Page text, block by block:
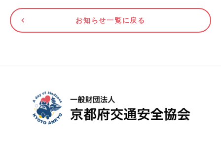
お知らせ一覧に戻る